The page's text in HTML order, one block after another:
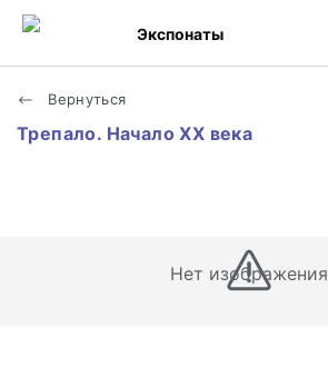
Экспонаты
Вернуться
Трепало. Начало XX века
Нет изображения